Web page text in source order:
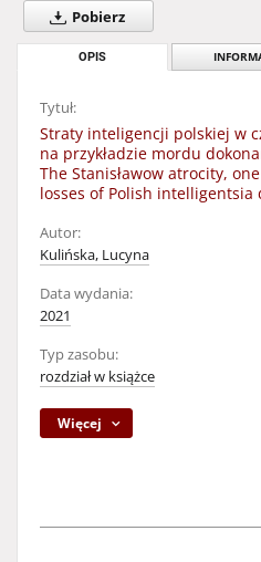
Pobierz
OPIS
Tytuł:
Straty inteligencji polskiej w
na przykładzie mordu
The Stanisławow atrocity,
losses of Polish intelligentsia
Autor:
Kulińska, Lucyna
Data wydania:
2021
Typ zasobu:
rozdział w książce
Więcej